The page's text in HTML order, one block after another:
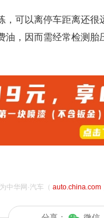
，可以离停车距离还
油，因而需经常检测
中华网·汽车（ auto.china.com